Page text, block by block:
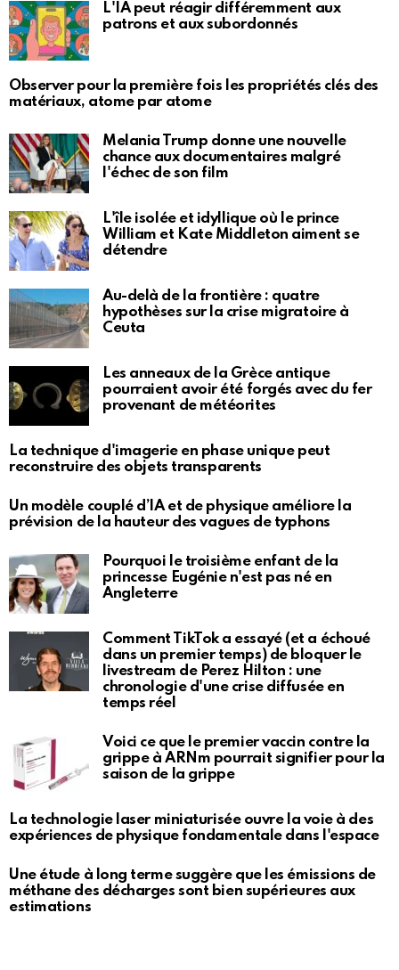
L'IA peut réagir différemment aux
patrons et aux subordonnés
Observer pour la première fois les propriétés clés des
matériaux, atome par atome
Melania Trump donne une nouvelle
chance aux documentaires malgré
l'échec de son film
L'île isolée et idyllique où le prince
William et Kate Middleton aiment se
détendre
Au-delà de la frontière : quatre
hypothèses sur la crise migratoire à
Ceuta
Les anneaux de la Grèce antique
pourraient avoir été forgés avec du fer
provenant de météorites
La technique d'imagerie en phase unique peut
reconstruire des objets transparents
Un modèle couplé d’IA et de physique améliore la
prévision de la hauteur des vagues de typhons
Pourquoi le troisième enfant de la
princesse Eugénie n'est pas né en
Angleterre
Comment TikTok a essayé (et a échoué
dans un premier temps) de bloquer le
livestream de Perez Hilton : une
chronologie d'une crise diffusée en
temps réel
Voici ce que le premier vaccin contre la
grippe à ARNm pourrait signifier pour la
saison de la grippe
La technologie laser miniaturisée ouvre la voie à des
expériences de physique fondamentale dans l'espace
Une étude à long terme suggère que les émissions de
méthane des décharges sont bien supérieures aux
estimations